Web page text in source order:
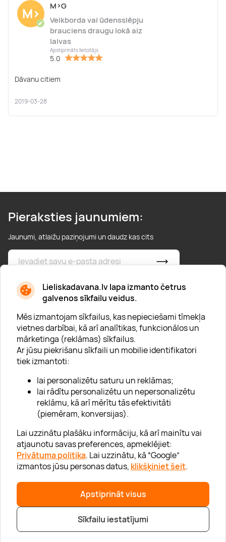
Lieliskadavana.lv lapa izmanto četrus
galvenos sīkfailu veidus.
Mēs izmantojam sīkfailus, kas nepieciešami tīmekļa
vietnes darbībai, kā arī analītikas, funkcionālos un
mārketinga (reklāmas) sīkfailus.
Ar jūsu piekrišanu sīkfaili un mobilie identifikatori
tiek izmantoti:
lai personalizētu saturu un reklāmas;
lai rādītu personalizētu un nepersonalizētu
reklāmu, kā arī mērītu tās efektivitāti
(piemēram, konversijas).
Lai uzzinātu plašāku informāciju, kā arī mainītu vai
atjaunotu savas preferences, apmeklējiet:
Privātuma politika. Lai uzzinātu, kā “Google”
izmantos jūsu personas datus, klikšķiniet šeit.
Apstiprināt visus
Sīkfailu iestatījumi
M>
✔
M>G
Veikborda vai ūdensslēpju
brauciens draugu lokā aiz
laivas
Apstiprināts lietotājs
5.0
Dāvanu citiem
2019-03-28
Pieraksties jaunumiem:
Jaunumi, atlaižu paziņojumi un daudz kas cits
* Esmu iepazinies/usies arprivātuma politiku
Par "Lieliska dāvana"
Uzņēmumiem
Palīdzība
“GERA DOVANA” GRUPA
|info@lieliskadavana.lv |+371 6601 8025